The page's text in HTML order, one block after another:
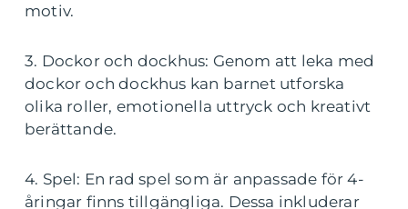
motiv.
3. Dockor och dockhus: Genom att leka med
dockor och dockhus kan barnet utforska
olika roller, emotionella uttryck och kreativt
berättande.
4. Spel: En rad spel som är anpassade för 4-
åringar finns tillgängliga. Dessa inkluderar